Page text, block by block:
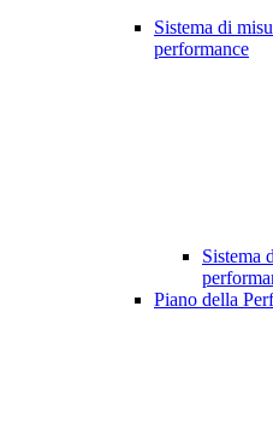
Sistema di
performance
Sistema
Piano della